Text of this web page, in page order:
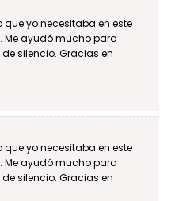
que yo necesitaba en este
Me ayudó mucho para
silencio. Gracias en
que yo necesitaba en este
Me ayudó mucho para
silencio. Gracias en